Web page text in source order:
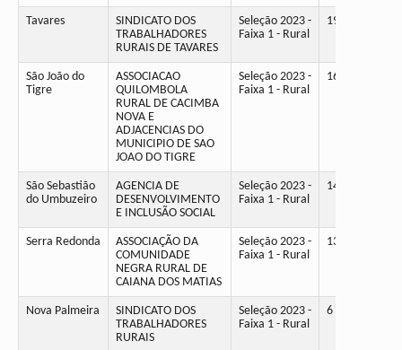
Tavares
SINDICATO DOS
TRABALHADORES
RURAIS DE TAVARES
Seleção 2023 -
Faixa 1 - Rural
19
São João do
Tigre
ASSOCIACAO
QUILOMBOLA
RURAL DE CACIMBA
NOVA E
ADJACENCIAS DO
MUNICIPIO DE SAO
JOAO DO TIGRE
Seleção 2023 -
Faixa 1 - Rural
16
São Sebastião
do Umbuzeiro
AGENCIA DE
DESENVOLVIMENTO
E INCLUSÃO SOCIAL
Seleção 2023 -
Faixa 1 - Rural
14
Serra Redonda
ASSOCIAÇÃO DA
COMUNIDADE
NEGRA RURAL DE
CAIANA DOS MATIAS
Seleção 2023 -
Faixa 1 - Rural
13
Nova Palmeira
SINDICATO DOS
TRABALHADORES
RURAIS
Seleção 2023 -
Faixa 1 - Rural
6